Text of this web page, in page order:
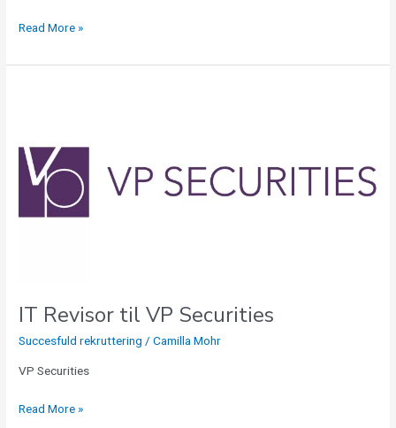
Read More »
IT Revisor til VP Securities
Succesfuld rekruttering /Camilla Mohr
VP Securities
VP
Securities
Read More »